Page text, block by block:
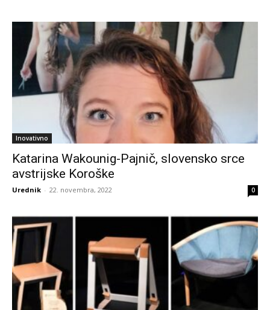
Inovativno
Katarina Wakounig-Pajnič, slovensko srce
avstrijske Koroške
Urednik - 22. novembra, 2022 0